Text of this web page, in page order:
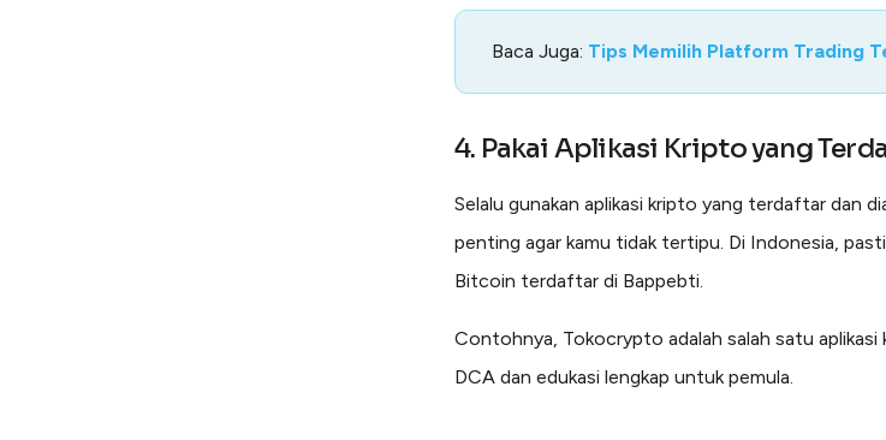
Baca Juga: Tips Memilih Platform Trading
4. Pakai Aplikasi Kripto yang
Selalu gunakan aplikasi kripto yang terdaftar dan
penting agar kamu tidak tertipu. Di Indonesia,
Bitcoin terdaftar di Bappebti.
Contohnya, Tokocrypto adalah salah satu
DCA dan edukasi lengkap untuk pemula.